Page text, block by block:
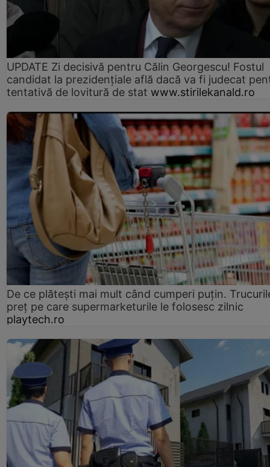
UPDATE Zi decisivă pentru Călin Georgescu! Fostul
candidat la prezidențiale află dacă va fi judecat
tentativă de lovitură de stat www.stirilekanald.ro
De ce plătești mai mult când cumperi puțin.
preț pe care supermarketurile le folosesc zilnic
playtech.ro